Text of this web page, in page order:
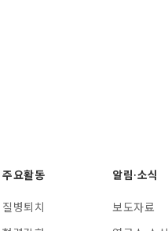
주요활동
질병퇴치
알림·소식
보도자료